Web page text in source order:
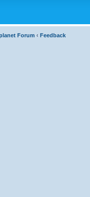
Forum ‹ Feedback